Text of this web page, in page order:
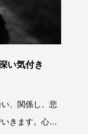
い気付き
、関係し、悲
きます。心